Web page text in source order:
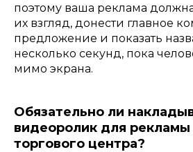
поэтому ваша реклама
их взгляд, донести главное
предложение и показать
несколько секунд, пока
мимо экрана.
Обязательно ли
видеоролик для рекламы
торгового центра?